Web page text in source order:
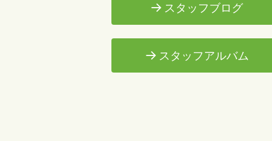
スタッフブログ
スタッフアルバム